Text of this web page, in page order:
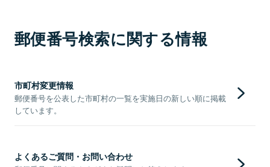
郵便番号検索に関する情報
市町村変更情報
郵便番号を公表した市町村の一覧を実施日の新しい順に掲載
しています。
よくあるご質問・お問い合わせ